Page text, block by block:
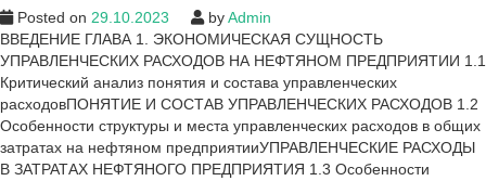
Posted on 29.10.2023 byAdmin
ВВЕДЕНИЕ ГЛАВА 1. ЭКОНОМИЧЕСКАЯ СУЩНОСТЬ
УПРАВЛЕНЧЕСКИХ РАСХОДОВ НА НЕФТЯНОМ ПРЕДПРИЯТИИ 1.1
Критический анализ понятия и состава управленческих
расходовПОНЯТИЕ И СОСТАВ УПРАВЛЕНЧЕСКИХ РАСХОДОВ 1.2
Особенности структуры и места управленческих расходов в общих
затратах на нефтяном предприятииУПРАВЛЕНЧЕСКИЕ РАСХОДЫ
В ЗАТРАТАХ НЕФТЯНОГО ПРЕДПРИЯТИЯ 1.3 Особенности